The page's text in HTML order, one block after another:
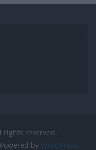
rights reserved.
by WordPress.